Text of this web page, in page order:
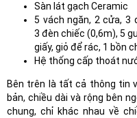
Sàn lát gạch Ceramic
5 vách ngăn, 2 cửa, 3
3 đèn chiếc (0,6m), 5
giấy, giỏ để rác, 1 bồn
Hệ thống cấp thoát
Bên trên là tất cả thông tin
bản, chiều dài và rộng bên
chung, chỉ khác nhau về